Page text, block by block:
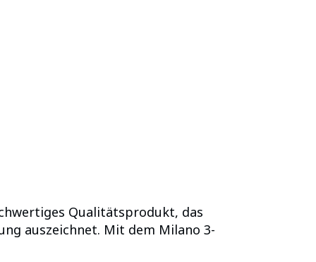
Qualitätsprodukt, das
auszeichnet. Mit dem Milano 3-